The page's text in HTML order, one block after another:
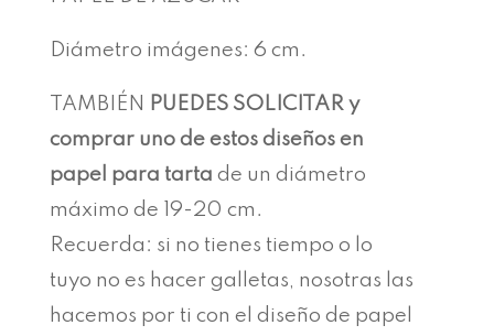
Diámetro imágenes: 6 cm.
TAMBIÉN PUEDES SOLICITAR y
comprar uno de estos diseños en
papel para tarta de un diámetro
máximo de 19-20 cm.
Recuerda: si no tienes tiempo o lo
tuyo no es hacer galletas, nosotras las
hacemos por ti con el diseño de papel